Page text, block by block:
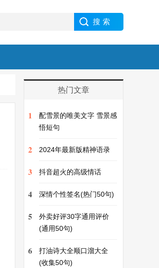
热门文章
1
配雪景的唯美文字 雪景感
悟短句
2 2024年最新版精神语录
3 抖音超火的高级情话
4 深情个性签名(热门50句)
5
外卖好评30字通用评价
(通用50句)
6
打油诗大全顺口溜大全
(收集50句)